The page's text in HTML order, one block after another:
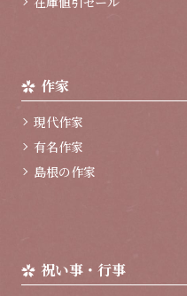
作家
現代作家
有名作家
島根の作家
祝い事・行事